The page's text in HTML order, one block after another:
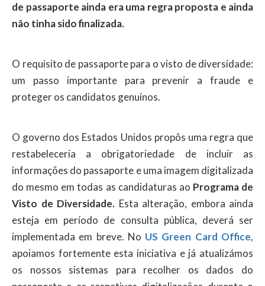
de passaporte ainda era uma regra proposta e ainda
não tinha sido finalizada.
O requisito de passaporte para o visto de diversidade:
um passo importante para prevenir a fraude e
proteger os candidatos genuínos.
O governo dos Estados Unidos propôs uma regra que
restabeleceria a obrigatoriedade de incluir as
informações do passaporte e uma imagem digitalizada
do mesmo em todas as candidaturas ao Programa de
Visto de Diversidade. Esta alteração, embora ainda
esteja em período de consulta pública, deverá ser
implementada em breve. No US Green Card Office,
apoiamos fortemente esta iniciativa e já atualizámos
os nossos sistemas para recolher os dados do